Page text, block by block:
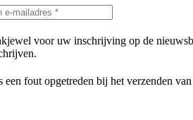
voor uw inschrijving op de
een fout opgetreden bij het verzenden